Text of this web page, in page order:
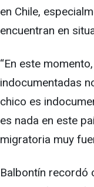
en Chile,
encuentran en
“En este
indocumentadas
chico es
es nada en este
migratoria muy
Balbontín recordó